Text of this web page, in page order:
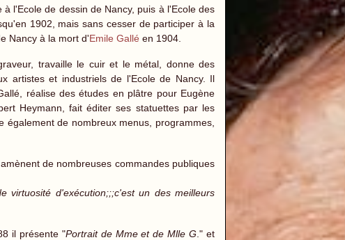
l'Ecole de dessin de Nancy, puis à l'Ecole des
1902, mais sans cesser de participer à la
Nancy à la mort d'Emile Gallé en 1904.
travaille le cuir et le métal, donne des
artistes et industriels de l'Ecole de Nancy. Il
réalise des études en plâtre pour Eugène
Heymann, fait éditer ses statuettes par les
également de nombreux menus, programmes,
de nombreuses commandes publiques
virtuosité d'exécution;;;c'est un des meilleurs
il présente "Portrait de Mme et de Mlle G ." et